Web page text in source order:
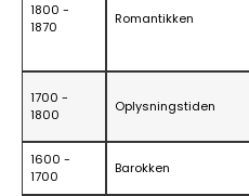
1800 -
1870
Romantikken
1700 -
1800
Oplysningstiden
1600 -
1700
Barokken